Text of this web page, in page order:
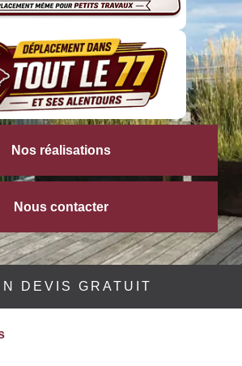
Nos réalisations
Nous contacter
DEVIS GRATUIT